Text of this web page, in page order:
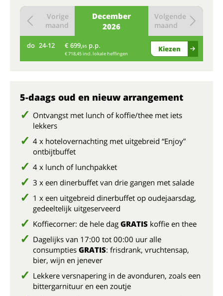
December
2026
Vorige
maand
Volgende
maand
do 24-12 € 699,95 p.p.
€ 718,45 incl. lokale heffingen
Kiezen
5-daags oud en nieuw arrangement
Ontvangst met lunch of koffie/thee met iets
lekkers
4 x hotelovernachting met uitgebreid “Enjoy”
ontbijtbuffet
4 x lunch of lunchpakket
3 x een dinerbuffet van drie gangen met salade
1 x een uitgebreid dinerbuffet op oudejaarsdag,
gedeeltelijk uitgeserveerd
Koffiecorner: de hele dag GRATIS koffie en thee
Dagelijks van 17:00 tot 00:00 uur alle
consumpties GRATIS: frisdrank, vruchtensap,
bier, wijn en jenever
Lekkere versnapering in de avonduren, zoals een
bittergarnituur en een zoutje